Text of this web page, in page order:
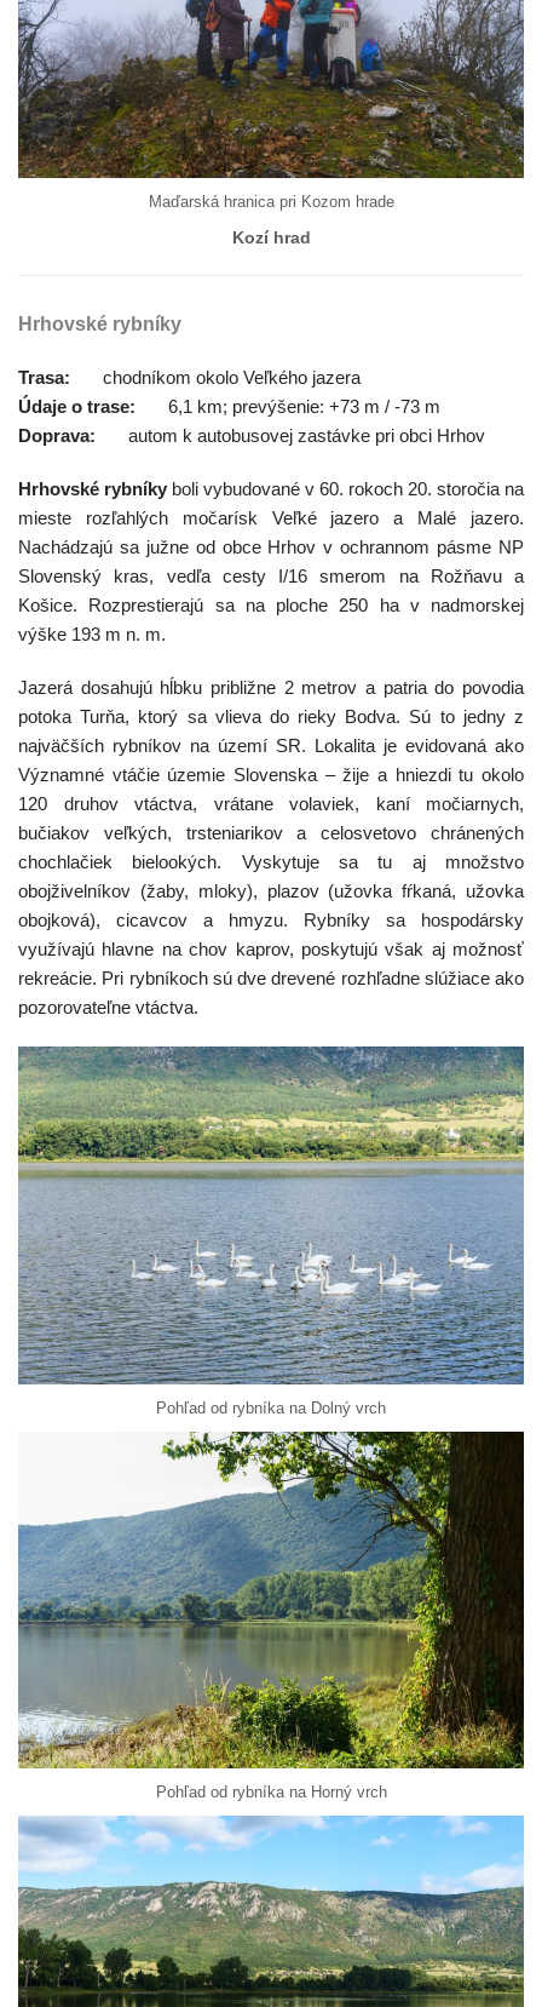
Maďarská hranica pri Kozom hrade
Kozí hrad
Hrhovské rybníky
Trasa:
chodníkom okolo Veľkého jazera
Údaje o trase:
6,1 km; prevýšenie: +73 m / -73 m
Doprava:
autom k autobusovej zastávke pri obci Hrhov
Hrhovské rybníky boli vybudované v 60. rokoch 20. storočia na
mieste rozľahlých močarísk Veľké jazero a Malé jazero.
Nachádzajú sa južne od obce Hrhov v ochrannom pásme NP
Slovenský kras, vedľa cesty I/16 smerom na Rožňavu a
Košice. Rozprestierajú sa na ploche 250 ha v nadmorskej
výške 193 m n. m.
Jazerá dosahujú hĺbku približne 2 metrov a patria do povodia
potoka Turňa, ktorý sa vlieva do rieky Bodva. Sú to jedny z
najväčších rybníkov na území SR. Lokalita je evidovaná ako
Významné vtáčie územie Slovenska – žije a hniezdi tu okolo
120 druhov vtáctva, vrátane volaviek, kaní močiarnych,
bučiakov veľkých, trsteniarikov a celosvetovo chránených
chochlačiek bielookých. Vyskytuje sa tu aj množstvo
obojživelníkov (žaby, mloky), plazov (užovka fŕkaná, užovka
obojková), cicavcov a hmyzu. Rybníky sa hospodársky
využívajú hlavne na chov kaprov, poskytujú však aj možnosť
rekreácie. Pri rybníkoch sú dve drevené rozhľadne slúžiace ako
pozorovateľne vtáctva.
Pohľad od rybníka na Dolný vrch
Pohľad od rybníka na Horný vrch